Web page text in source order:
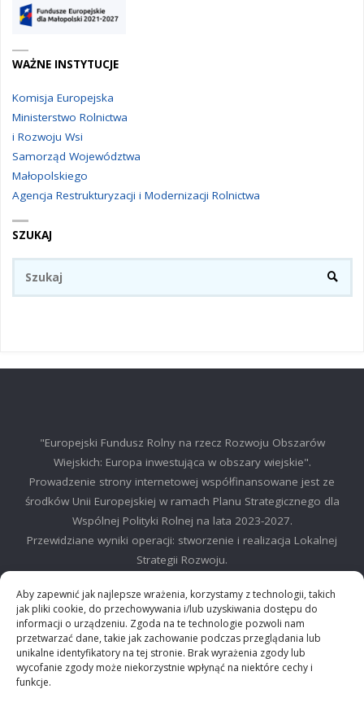
Aby zapewnić jak najlepsze wrażenia, korzystamy z technologii, takich
jak pliki cookie, do przechowywania i/lub uzyskiwania dostępu do
informacji o urządzeniu. Zgoda na te technologie pozwoli nam
przetwarzać dane, takie jak zachowanie podczas przeglądania lub
unikalne identyfikatory na tej stronie. Brak wyrażenia zgody lub
wycofanie zgody może niekorzystnie wpłynąć na niektóre cechy i
funkcje.
WAŻNE INSTYTUCJE
Komisja Europejska
Ministerstwo Rolnictwa
i Rozwoju Wsi
Samorząd Województwa
Małopolskiego
Agencja Restrukturyzacji i Modernizacji Rolnictwa
SZUKAJ
"Europejski Fundusz Rolny na rzecz Rozwoju Obszarów
Wiejskich: Europa inwestująca w obszary wiejskie".
Prowadzenie strony internetowej współfinansowane jest ze
środków Unii Europejskiej w ramach Planu Strategicznego dla
Wspólnej Polityki Rolnej na lata 2023-2027.
Przewidziane wyniki operacji: stworzenie i realizacja Lokalnej
Strategii Rozwoju.
©2024 Stowarzyszenie Lokalna Grupa działania "Między Dalinem i